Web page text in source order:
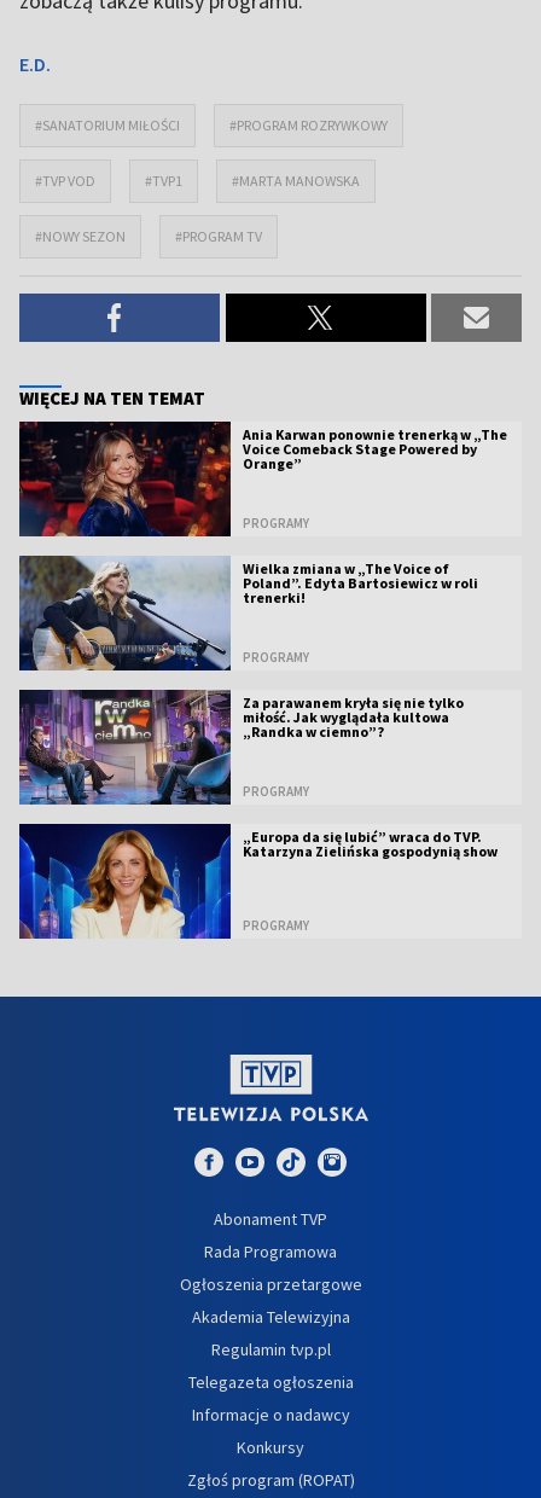
E.D.
#SANATORIUM MIŁOŚCI #PROGRAM ROZRYWKOWY
#TVP VOD #TVP1 #MARTA MANOWSKA
#NOWY SEZON #PROGRAM TV
WIĘCEJ NA TEN TEMAT
Ania Karwan ponownie trenerką w „The
Voice Comeback Stage Powered by
Orange”
PROGRAMY
Wielka zmiana w „The Voice of
Poland”. Edyta Bartosiewicz w roli
trenerki!
PROGRAMY
Za parawanem kryła się nie tylko
miłość. Jak wyglądała kultowa
„Randka w ciemno”?
PROGRAMY
„Europa da się lubić” wraca do TVP.
Katarzyna Zielińska gospodynią show
PROGRAMY
Abonament TVP
Rada Programowa
Ogłoszenia przetargowe
Akademia Telewizyjna
Regulamin tvp.pl
Telegazeta ogłoszenia
Informacje o nadawcy
Konkursy
Zgłoś program (ROPAT)